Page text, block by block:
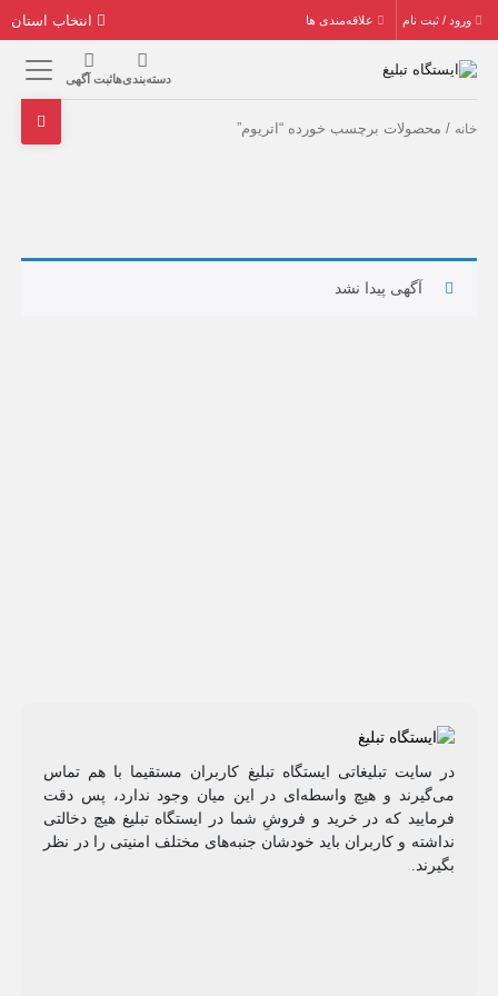
ورود / ثبت نام علاقه‌مندی ها
دسته‌بندی‌هاثبت آگهی
خانه / محصولات برچسب خورده “اتریوم”
آگهی پیدا نشد
در سایت تبلیغاتی ایستگاه تبلیغ کاربران مستقیما با هم تماس
می‌گیرند و هیچ واسطه‌ای در این میان وجود ندارد، پس دقت
فرمایید که در خرید و فروشِ شما در ایستگاه تبلیغ هیچ دخالتی
نداشته و کاربران باید خودشان جنبه‌های مختلف امنیتی را در نظر
بگیرند.